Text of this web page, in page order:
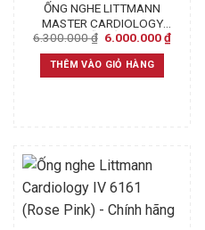
ỐNG NGHE LITTMANN
MASTER CARDIOLOGY
2175 – MẪU ỐNG NGHE
CAO CẤP.
6.300.000₫ Original
was:
6.300.000 ₫.
6.000.000₫Current
THÊM VÀO GIỎ HÀNG